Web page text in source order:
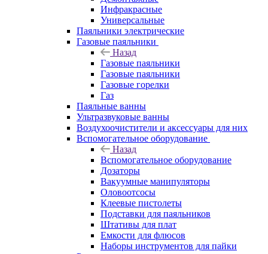
Инфракрасные
Универсальные
Паяльники электрические
Газовые паяльники
Назад
Газовые паяльники
Газовые паяльники
Газовые горелки
Газ
Паяльные ванны
Ультразвуковые ванны
Воздухоочистители и аксессуары для них
Вспомогательное оборудование
Назад
Вспомогательное оборудование
Дозаторы
Вакуумные манипуляторы
Оловоотсосы
Клеевые пистолеты
Подставки для паяльников
Штативы для плат
Емкости для флюсов
Наборы инструментов для пайки